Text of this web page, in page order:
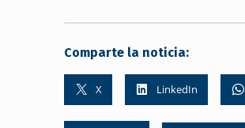
Comparte la noticia:
X LinkedIn